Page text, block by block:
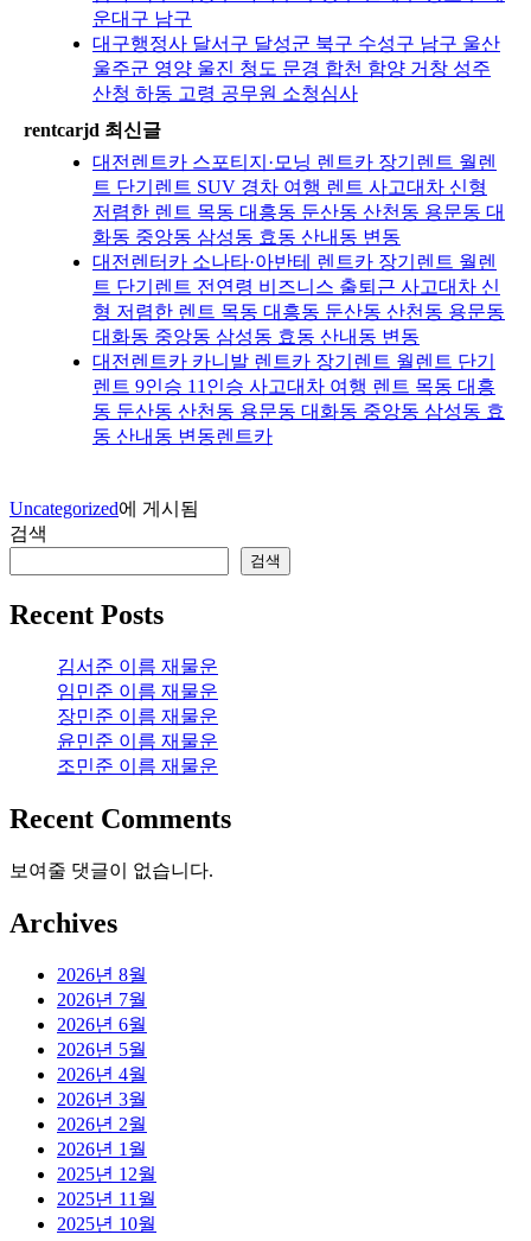
운대구 남구
대구행정사 달서구 달성군 북구 수성구 남구 울산
울주군 영양 울진 청도 문경 합천 함양 거창 성주
산청 하동 고령 공무원 소청심사
rentcarjd 최신글
대전렌트카 스포티지·모닝 렌트카 장기렌트 월렌
트 단기렌트 SUV 경차 여행 렌트 사고대차 신형
저렴한 렌트 목동 대흥동 둔산동 산천동 용문동 대
화동 중앙동 삼성동 효동 산내동 변동
대전렌터카 소나타·아반테 렌트카 장기렌트 월렌
트 단기렌트 전연령 비즈니스 출퇴근 사고대차 신
형 저렴한 렌트 목동 대흥동 둔산동 산천동 용문동
대화동 중앙동 삼성동 효동 산내동 변동
대전렌트카 카니발 렌트카 장기렌트 월렌트 단기
렌트 9인승 11인승 사고대차 여행 렌트 목동 대흥
동 둔산동 산천동 용문동 대화동 중앙동 삼성동 효
동 산내동 변동렌트카
Uncategorized에 게시됨
검색
검색
Recent Posts
김서준 이름 재물운
임민준 이름 재물운
장민준 이름 재물운
윤민준 이름 재물운
조민준 이름 재물운
Recent Comments
보여줄 댓글이 없습니다.
Archives
2026년 8월
2026년 7월
2026년 6월
2026년 5월
2026년 4월
2026년 3월
2026년 2월
2026년 1월
2025년 12월
2025년 11월
2025년 10월